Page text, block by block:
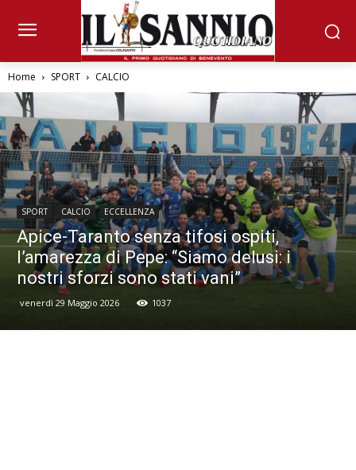
Home SPORT CALCIO
SPORT CALCIO ECCELLENZA
Apice-Taranto senza tifosi ospiti,
l’amarezza di Pepe: “Siamo delusi: i
nostri sforzi sono stati vani”
venerdì 29 Maggio 2026 1037